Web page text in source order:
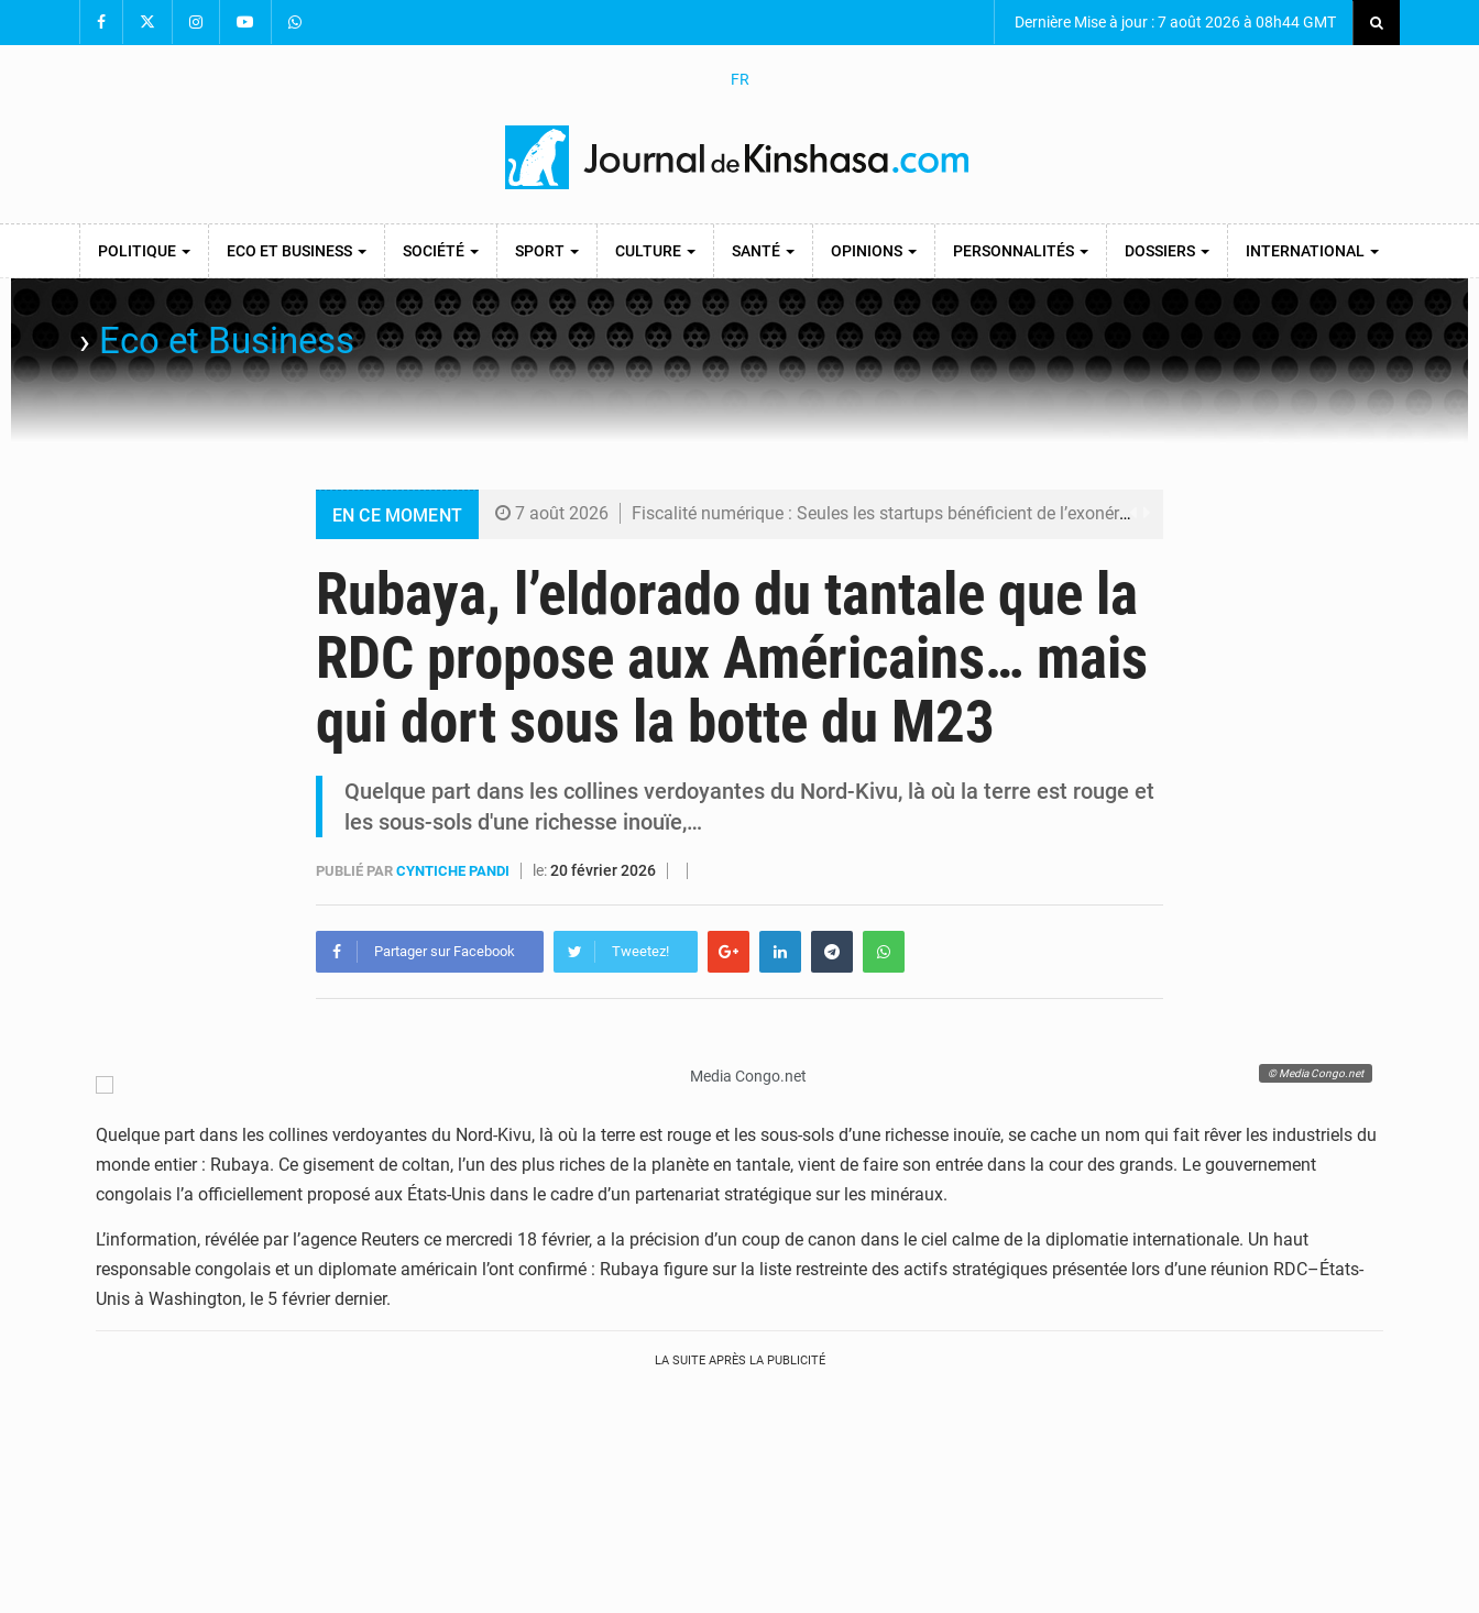
Dernière Mise à jour : 7 août 2026 à 08h44 GMT
FR
POLITIQUE ECO ET BUSINESS SOCIÉTÉ SPORT CULTURE SANTÉ OPINIONS PERSONNALITÉS DOSSIERS INTERNATIONAL
›Eco et Business
EN CE MOMENT 7 août 2026 Fiscalité numérique : Seules les startups bénéficient de l’exonération, mais l’arrêté interministériel reste en vigueur (Mise au point)
6 août 2026 Comment des milliers d’Africains protègent et font fructifier leur argent avec l’USDT
6 août 2026 RDC : Raïssa Malu lance les préparatifs d’une Table ronde nationale sur l’éducation inclusive des enfants handicapés
6 août 2026 Shadary et Minaku enfin transférés à l’auditorat militaire après 200 jours d’opacité
Rubaya, l’eldorado du tantale que la
RDC propose aux Américains… mais
qui dort sous la botte du M23
Quelque part dans les collines verdoyantes du Nord-Kivu, là où la terre est rouge et
les sous-sols d'une richesse inouïe,…
PUBLIÉ PAR CYNTICHE PANDI le:20 février 2026
Partager sur Facebook Tweetez!
© Media Congo.net
Quelque part dans les collines verdoyantes du Nord-Kivu, là où la terre est rouge et les sous-sols d’une richesse inouïe, se cache un nom qui fait rêver les industriels du
monde entier : Rubaya. Ce gisement de coltan, l’un des plus riches de la planète en tantale, vient de faire son entrée dans la cour des grands. Le gouvernement
congolais l’a officiellement proposé aux États-Unis dans le cadre d’un partenariat stratégique sur les minéraux.
L’information, révélée par l’agence Reuters ce mercredi 18 février, a la précision d’un coup de canon dans le ciel calme de la diplomatie internationale. Un haut
responsable congolais et un diplomate américain l’ont confirmé : Rubaya figure sur la liste restreinte des actifs stratégiques présentée lors d’une réunion RDC–États-
Unis à Washington, le 5 février dernier.
LA SUITE APRÈS LA PUBLICITÉ